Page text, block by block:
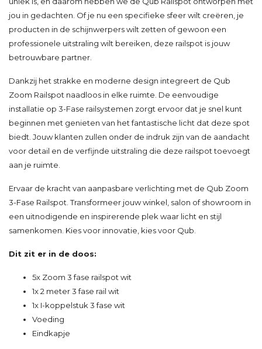
jou in gedachten. Of je nu een specifieke sfeer wilt creëren, je
producten in de schijnwerpers wilt zetten of gewoon een
professionele uitstraling wilt bereiken, deze railspot is jouw
betrouwbare partner.
Dankzij het strakke en moderne design integreert de Qub
Zoom Railspot naadloos in elke ruimte. De eenvoudige
installatie op 3-Fase railsystemen zorgt ervoor dat je snel kunt
beginnen met genieten van het fantastische licht dat deze spot
biedt. Jouw klanten zullen onder de indruk zijn van de aandacht
voor detail en de verfijnde uitstraling die deze railspot toevoegt
aan je ruimte.
Ervaar de kracht van aanpasbare verlichting met de Qub Zoom
3-Fase Railspot. Transformeer jouw winkel, salon of showroom in
een uitnodigende en inspirerende plek waar licht en stijl
samenkomen. Kies voor innovatie, kies voor Qub.
Dit zit er in de doos:
5x Zoom 3 fase railspot wit
1x 2 meter 3 fase rail wit
1x I-koppelstuk 3 fase wit
Voeding
Eindkapje